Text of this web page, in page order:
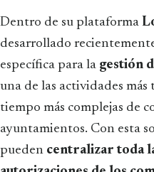
Dentro de su plataforma
desarrollado
específica para la gestión
una de las actividades
tiempo más complejas de
ayuntamientos. Con esta
pueden centralizar toda